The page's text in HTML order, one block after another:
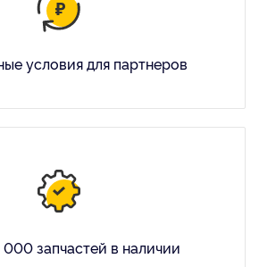
условия для партнеров
запчастей в наличии